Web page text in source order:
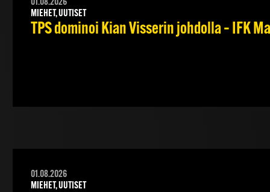
01.08.2026
MIEHET, UUTISET
TPS dominoi Kian Visserin johdolla – IFK
01.08.2026
MIEHET, UUTISET